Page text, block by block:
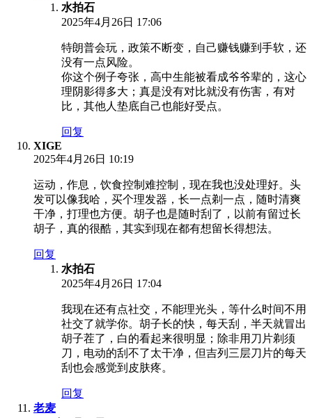
水拍石
2025年4月26日 17:06
特朗普会玩，政策不断变，自己赚钱赚到手软，还
没有一点风险。
你这个例子夸张，高中生能被看成爷爷辈的，这心
理阴影得多大；真是没有对比就没有伤害，有对
比，其他人垫底自己也能好受点。
回复
XIGE
2025年4月26日 10:19
运动，作息，饮食控制难控制，现在我也没处理好。头
发可以像我哈，买个理发器，长一点剃一点，随时清爽
干净，打理也方便。胡子也是随时刮了，以前有留过长
胡子，真的很酷，其实到现在都有想留长得想法。
回复
水拍石
2025年4月26日 17:04
我现在还有点社交，不能理光头，等什么时间不用
社交了就学你。胡子长的快，每天刮，半天就冒出
胡子茬了，白的看起来很明显；除非用刀片剃须
刀，电动的刮不了太干净，但吉列三层刀片的每天
刮也会感觉到皮肤疼。
回复
老麦